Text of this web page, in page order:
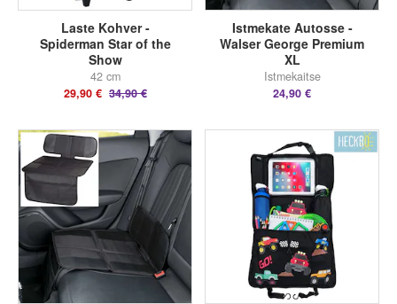
Laste Kohver -
Spiderman Star of the
Show
42 cm
29,90 € 34,90 €
Istmekate Autosse -
Walser George Premium
XL
Istmekaitse
24,90 €